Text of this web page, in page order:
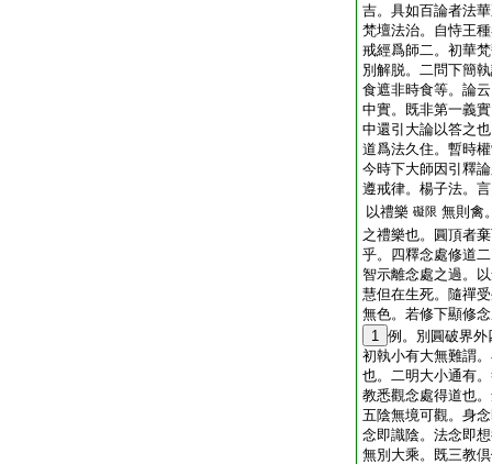
吉。具如百論者法
梵壇法治。自恃王
戒經爲師二。初華
別解脱。二問下簡
食遮非時食等。論
中實。既非第一義
中還引大論以答之
道爲法久住。暫時
今時下大師因引釋
遵戒律。楊子法。
以禮樂 礙限 無則禽
之禮樂也。圓頂者
乎。四釋念處修道
智示離念處之過。
慧但在生死。隨禪
無色。若修下顯修
1 例。別圓破界
初執小有大無難謂
也。二明大小通有
教悉觀念處得道也
五陰無境可觀。身
念即識陰。法念即
無別大乘。既三教